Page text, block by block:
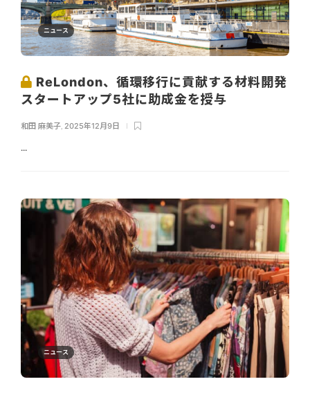
ニュース
ReLondon、循環移行に貢献する材料開発
スタートアップ5社に助成金を授与
和田 麻美子 2025年12月9日
...
ニュース